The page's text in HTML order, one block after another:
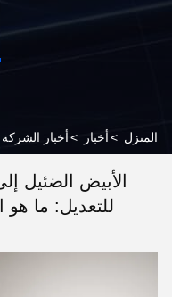
المنزل >أخبار >
الأبيض الضئيل
للتعديل: ما